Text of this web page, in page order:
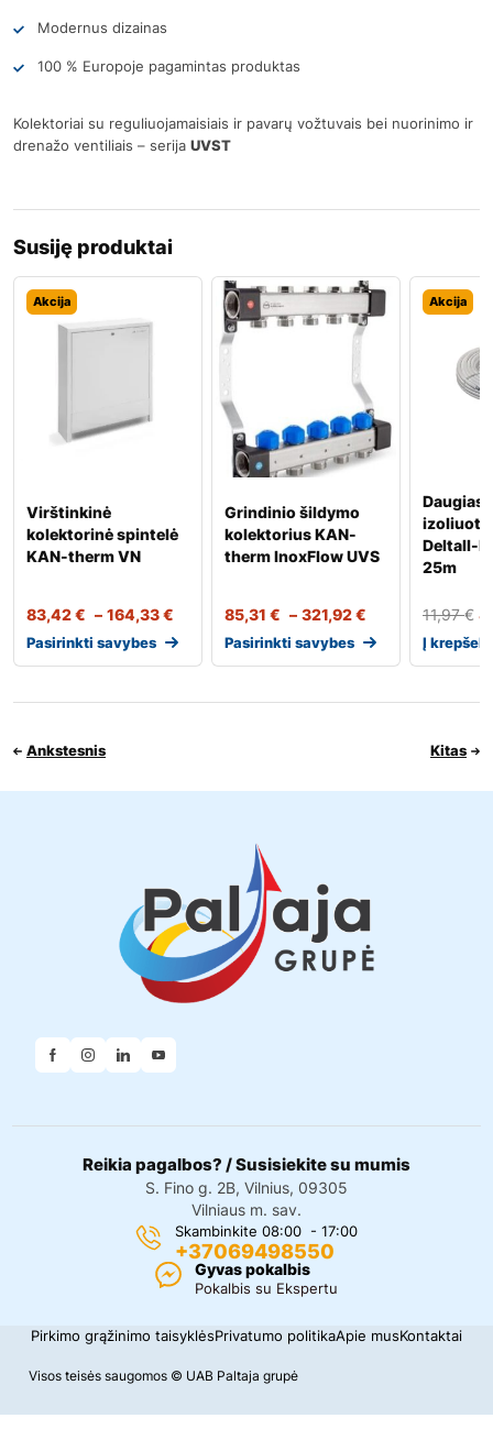
Modernus dizainas
100 % Europoje pagamintas produktas
Kolektoriai su reguliuojamaisiais ir pavarų vožtuvais bei nuorinimo ir
drenažo ventiliais – serija UVST
Susiję produktai
Akcija
Virštinkinė
kolektorinė spintelė
KAN-therm VN
83,42€ – 164,33€
Pasirinkti savybes
Grindinio šildymo
kolektorius KAN-
therm InoxFlow UVS
85,31 € – 321,92€
Pasirinkti savybes
Akcija
Deltall-
25m
11,97€
Į krepšelį
Ankstesnis Kitas
Reikia pagalbos? / Susisiekite su mumis
S. Fino g. 2B, Vilnius, 09305
Vilniaus m. sav.
Skambinkite 08:00 - 17:00
+37069498550
Gyvas pokalbis
Pokalbis su Ekspertu
Visos teisės saugomos © UAB Paltaja grupė
Pirkimo grąžinimo taisyklėsPrivatumo politikaApie musKontaktai